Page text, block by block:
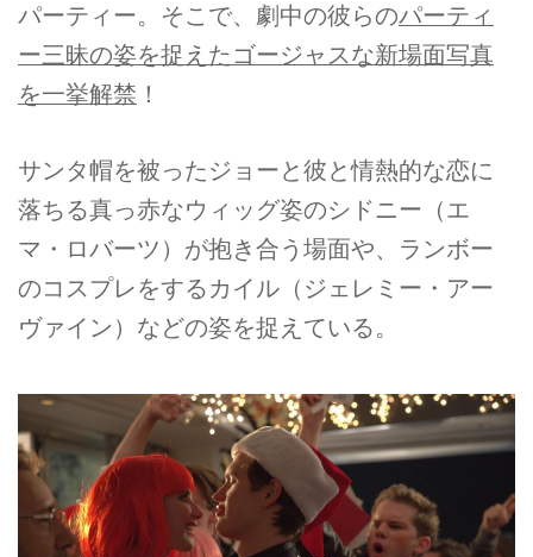
パーティー。そこで、劇中の彼らのパーティ
ー三昧の姿を捉えたゴージャスな新場面写真
を一挙解禁 ！
サンタ帽を被ったジョーと彼と情熱的な恋に
落ちる真っ赤なウィッグ姿のシドニー（エ
マ・ロバーツ）が抱き合う場面や、ランボー
のコスプレをするカイル（ジェレミー・アー
ヴァイン）などの姿を捉えている。